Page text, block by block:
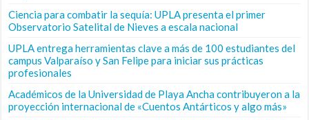
Ciencia para combatir la sequía: UPLA presenta el primer
Observatorio Satelital de Nieves a escala nacional
UPLA entrega herramientas clave a más de 100 estudiantes del
campus Valparaíso y San Felipe para iniciar sus prácticas
profesionales
Académicos de la Universidad de Playa Ancha contribuyeron a la
proyección internacional de «Cuentos Antárticos y algo más»